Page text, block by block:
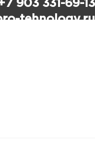
903 331-69-13
tehnology.ru